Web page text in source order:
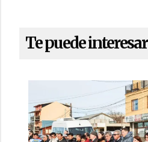
Te puede interesar